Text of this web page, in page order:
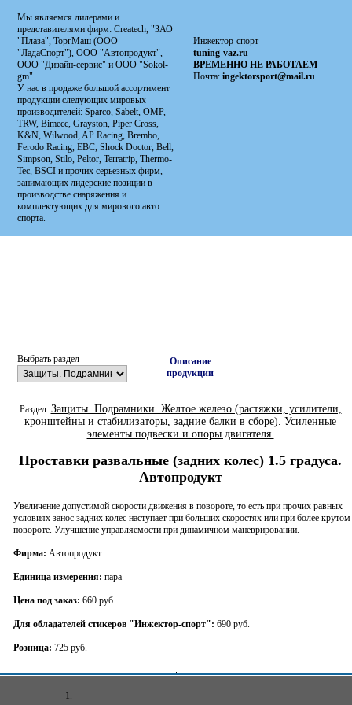
Мы являемся дилерами и
представителями фирм: Сreatech, "ЗАО
"Плаза", ТоргМаш (ООО
"ЛадаСпорт"), ООО "Автопродукт",
ООО "Дизайн-сервис" и ООО "Sokol-
gm".
У нас в продаже большой ассортимент
продукции следующих мировых
производителей: Sparco, Sabelt, OMP,
TRW, Bimecc, Grayston, Piper Cross,
K&N, Wilwood, AP Racing, Brembo,
Ferodo Racing, EBC, Shock Doctor, Bell,
Simpson, Stilo, Peltor, Terratrip, Thermo-
Tec, BSCI и прочих серьезных фирм,
занимающих лидерские позиции в
производстве снаряжения и
комплектующих для мирового авто
спорта.
Инжектор-спорт
tuning-vaz.ru
ВРЕМЕННО НЕ РАБОТАЕМ
Почта:ingektorsport@mail.ru
Выбрать раздел
Описание
продукции
Раздел: Защиты. Подрамники. Желтое железо (растяжки, усилители,
кронштейны и стабилизаторы, задние балки в сборе). Усиленные
элементы подвески и опоры двигателя.
Проставки развальные (задних колес) 1.5 градуса.
Автопродукт
Увеличение допустимой скорости движения в повороте, то есть при прочих равных
условиях занос задних колес наступает при больших скоростях или при более крутом
повороте. Улучшение управляемости при динамичном маневрировании.
Фирма: Автопродукт
Единица измерения: пара
Цена под заказ: 660 руб.
Для обладателей стикеров "Инжектор-спорт": 690 руб.
Розница: 725 руб.
1.